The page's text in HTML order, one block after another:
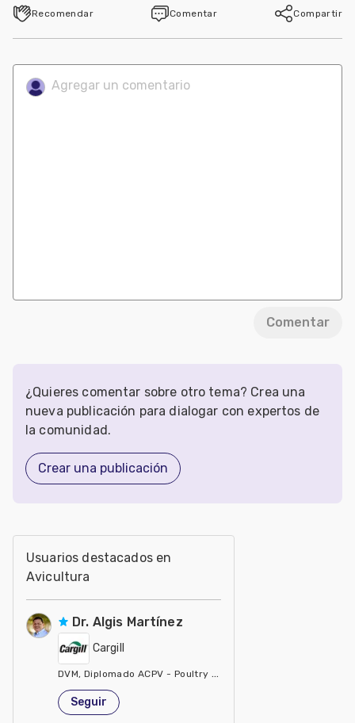
Recomendar Comentar Compartir
Comentar
¿Quieres comentar sobre otro tema? Crea una
nueva publicación para dialogar con expertos de
la comunidad.
Crear una publicación
Usuarios destacados en
Avicultura
Dr. Algis Martínez
Cargill
DVM, Diplomado ACPV - Poultry Veterinarian North America
Estados Unidos de América
Seguir